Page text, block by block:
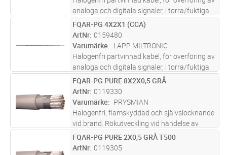
analoga och digitala signaler, i torra/fuktiga
lokaler i exempelvis processindustrin. Vid
eventuell brand har kabeln låg rökutveckling
vilket underlätt...läs mer
M Lägg i kundvagn
FQAR-PG 4X2X1 (CCA)
ArtNr 0159480
Varumärke
LAPP MILTRONIC
Halogenfri partvinnad kabel, för överföring av
analoga och digitala signaler, i torra/fuktiga
lokaler i exempelvis processindustrin. Vid
eventuell brand har kabeln låg rökutveckling
vilket underlätt...läs mer
M Lägg i kundvagn
FQAR-PG PURE 8X2X0,5 GRÅ
ArtNr 0119330
Varumärke
PRYSMIAN
Halogenfri, flamskyddad och självslocknande
vid brand. Rökutveckling vid händelse av
brand är liten, genomsynlig (underlättar
utrymning) och ej skadlig för elektronisk
M Lägg i kundvagn
FQAR-PG PURE 2X0,5 GRÅ T500
ArtNr 0119305